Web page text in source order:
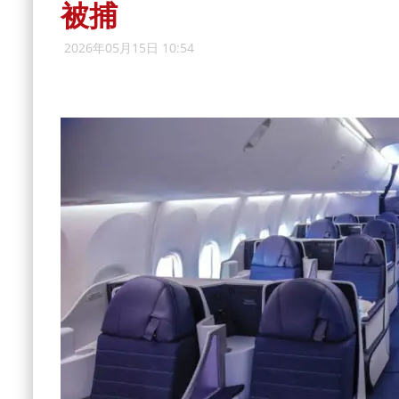
被捕
2026年05月15日 10:54